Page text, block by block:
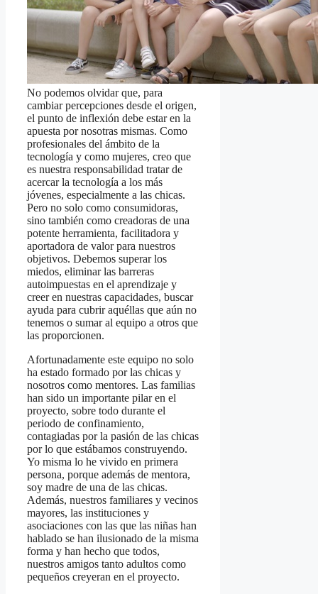
No podemos olvidar que, para
cambiar percepciones desde el origen,
el punto de inflexión debe estar en la
apuesta por nosotras mismas. Como
profesionales del ámbito de la
tecnología y como mujeres, creo que
es nuestra responsabilidad tratar de
acercar la tecnología a los más
jóvenes, especialmente a las chicas.
Pero no solo como consumidoras,
sino también como creadoras de una
potente herramienta, facilitadora y
aportadora de valor para nuestros
objetivos. Debemos superar los
miedos, eliminar las barreras
autoimpuestas en el aprendizaje y
creer en nuestras capacidades, buscar
ayuda para cubrir aquéllas que aún no
tenemos o sumar al equipo a otros que
las proporcionen.
Afortunadamente este equipo no solo
ha estado formado por las chicas y
nosotros como mentores. Las familias
han sido un importante pilar en el
proyecto, sobre todo durante el
periodo de confinamiento,
contagiadas por la pasión de las chicas
por lo que estábamos construyendo.
Yo misma lo he vivido en primera
persona, porque además de mentora,
soy madre de una de las chicas.
Además, nuestros familiares y vecinos
mayores, las instituciones y
asociaciones con las que las niñas han
hablado se han ilusionado de la misma
forma y han hecho que todos,
nuestros amigos tanto adultos como
pequeños creyeran en el proyecto.